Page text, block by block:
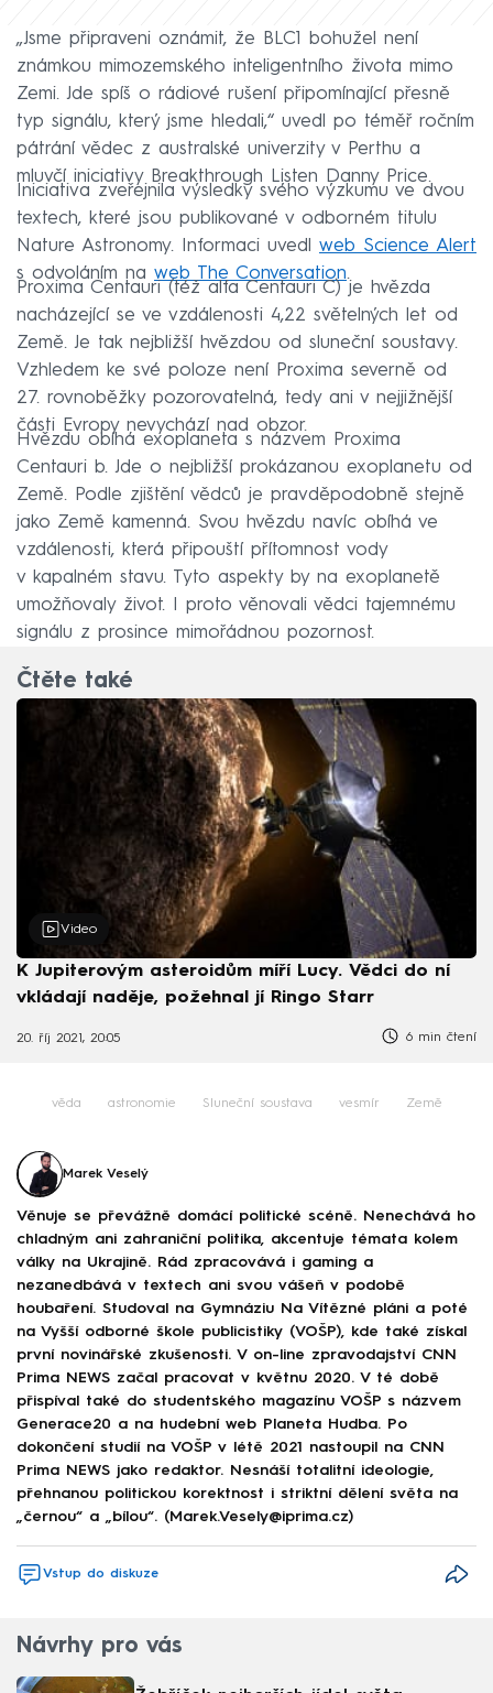
„Jsme připraveni oznámit, že BLC1 bohužel není
známkou mimozemského inteligentního života mimo
Zemi. Jde spíš o rádiové rušení připomínající přesně
typ signálu, který jsme hledali,“ uvedl po téměř ročním
pátrání vědec z australské univerzity v Perthu a
mluvčí iniciativy Breakthrough Listen Danny Price.
Iniciativa zveřejnila výsledky svého výzkumu ve dvou
textech, které jsou publikované v odborném titulu
Nature Astronomy. Informaci uvedl web Science Alert
s odvoláním na web The Conversation.
Proxima Centauri (též alfa Centauri C) je hvězda
nacházející se ve vzdálenosti 4,22 světelných let od
Země. Je tak nejbližší hvězdou od sluneční soustavy.
Vzhledem ke své poloze není Proxima severně od
27. rovnoběžky pozorovatelná, tedy ani v nejjižnější
části Evropy nevychází nad obzor.
Hvězdu obíhá exoplaneta s názvem Proxima
Centauri b. Jde o nejbližší prokázanou exoplanetu od
Země. Podle zjištění vědců je pravděpodobně stejně
jako Země kamenná. Svou hvězdu navíc obíhá ve
vzdálenosti, která připouští přítomnost vody
v kapalném stavu. Tyto aspekty by na exoplanetě
umožňovaly život. I proto věnovali vědci tajemnému
signálu z prosince mimořádnou pozornost.
Čtěte také
Video
K Jupiterovým asteroidům míří Lucy. Vědci do ní
vkládají naděje, požehnal jí Ringo Starr
20. říj 2021, 20:05 6 min čtení
věda astronomie Sluneční soustava vesmír Země
Marek Veselý
Věnuje se převážně domácí politické scéně. Nenechává ho
chladným ani zahraniční politika, akcentuje témata kolem
války na Ukrajině. Rád zpracovává i gaming a
nezanedbává v textech ani svou vášeň v podobě
houbaření. Studoval na Gymnáziu Na Vítězné pláni a poté
na Vyšší odborné škole publicistiky (VOŠP), kde také získal
první novinářské zkušenosti. V on-line zpravodajství CNN
Prima NEWS začal pracovat v květnu 2020. V té době
přispíval také do studentského magazínu VOŠP s názvem
Generace20 a na hudební web Planeta Hudba. Po
dokončení studií na VOŠP v létě 2021 nastoupil na CNN
Prima NEWS jako redaktor. Nesnáší totalitní ideologie,
přehnanou politickou korektnost i striktní dělení světa na
„černou“ a „bílou“. (Marek.Vesely@iprima.cz)
Vstup do diskuze
Návrhy pro vás